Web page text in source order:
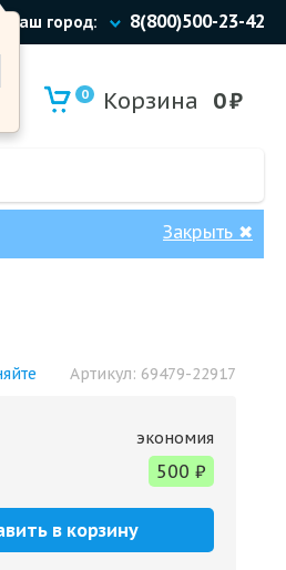
Ваш город: 8(800)500-23-42
0 Корзина 0₽
Закрыть ✖
Артикул: 69479-22917
экономия
500 ₽
в корзину